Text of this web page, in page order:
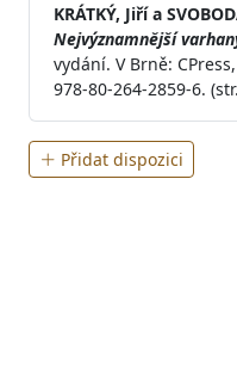
KRÁTKÝ, Jiří a
Nejvýznamnější
vydání. V Brně:
978-80-264-2859-6.
Přidat dispozici